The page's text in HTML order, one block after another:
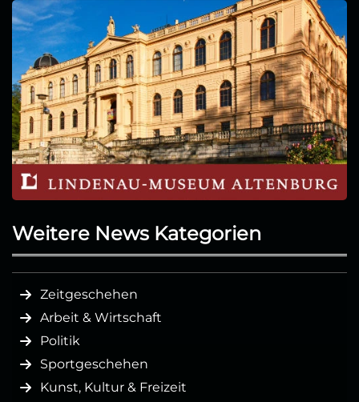
Weitere News Kategorien
Zeitgeschehen
Arbeit & Wirtschaft
Politik
Sportgeschehen
Kunst, Kultur & Freizeit